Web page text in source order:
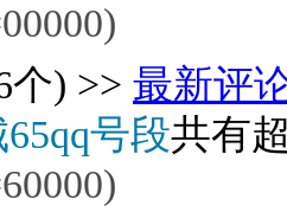
个) >> 最新评
号段共有